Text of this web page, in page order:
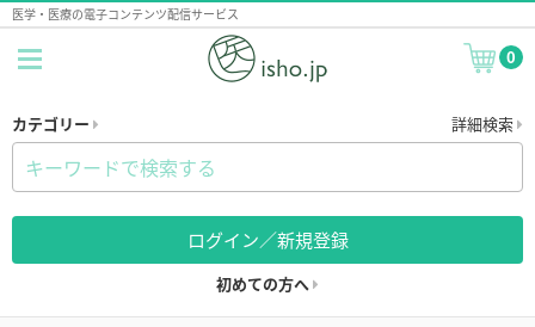
医学・医療の電子コンテンツ配信サービス
0
カテゴリー 詳細検索
ログイン／新規登録
初めての方へ